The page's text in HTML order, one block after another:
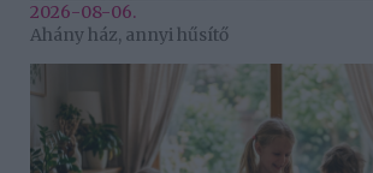
2026-08-06.
Ahány ház, annyi hűsítő